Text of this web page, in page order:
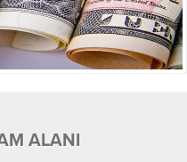
ALANI